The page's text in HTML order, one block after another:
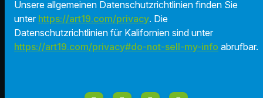
Unsere allgemeinen Datenschutzrichtlinien finden Sie
unter https://art19.com/privacy. Die
Datenschutzrichtlinien für Kalifornien sind unter
https://art19.com/privacy#do-not-sell-my-info abrufbar.